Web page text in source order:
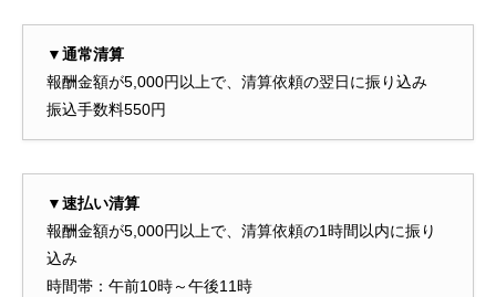
▼通常清算
報酬金額が5,000円以上で、清算依頼の翌日に振り込み
振込手数料550円
▼速払い清算
報酬金額が5,000円以上で、清算依頼の1時間以内に振り
込み
時間帯：午前10時～午後11時